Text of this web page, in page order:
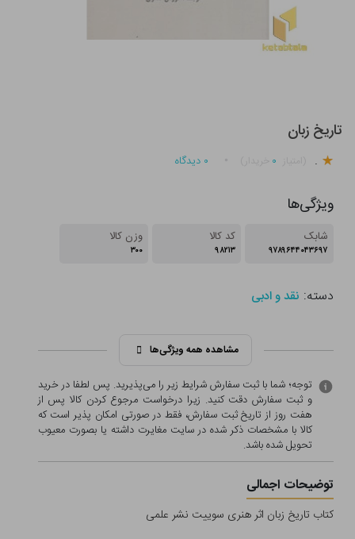
تاریخ زبان
. ۰ ۰ دیدگاه
ویژگی‌ها
شابک
۹۷۸۹۶۴۴۰۴۳۶۹۷
کد کالا
۹۸۲۱۳
وزن کالا
۳۰۰
دسته: نقد و ادبی
مشاهده همه ویژگی‌ها
توجه؛ شما با ثبت سفارش شرایط زیر را می‌پذیرید. پس لطفا در خرید
و ثبت سفارش دقت کنید. زیرا درخواست مرجوع کردن کالا پس از
هفت روز از تاریخ ثبت سفارش، فقط در صورتی امکان پذیر است که
کالا با مشخصات ذکر شده در سایت مغایرت داشته یا بصورت معيوب
تحویل شده باشد.
توضیحات اجمالی
کتاب تاریخ زبان اثر هنری سوییت نشر علمی